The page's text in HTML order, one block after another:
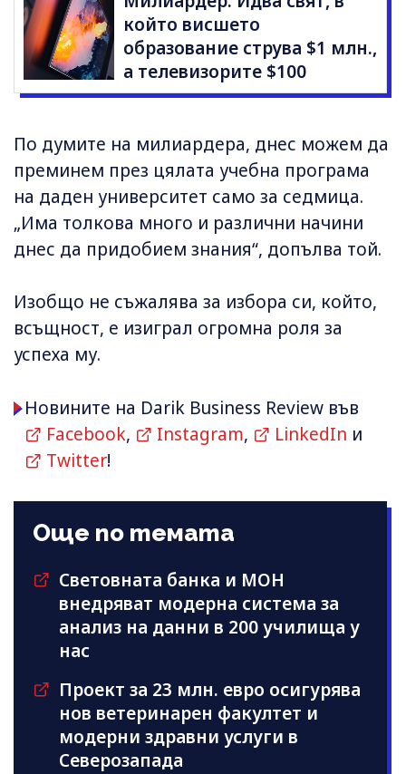
който висшето
образование струва $1 млн.,
а телевизорите $100
По думите на милиардера, днес можем да
преминем през цялата учебна програма
на даден университет само за седмица.
„Има толкова много и различни начини
днес да придобием знания“, допълва той.
Изобщо не съжалява за избора си, който,
всъщност, е изиграл огромна роля за
успеха му.
Новините на Darik Business Review във
Facebook, Instagram, LinkedIn и
Twitter!
Още по темата
Световната банка и МОН
внедряват модерна система за
анализ на данни в 200 училища у
нас
Проект за 23 млн. евро осигурява
нов ветеринарен факултет и
модерни здравни услуги в
Северозапада